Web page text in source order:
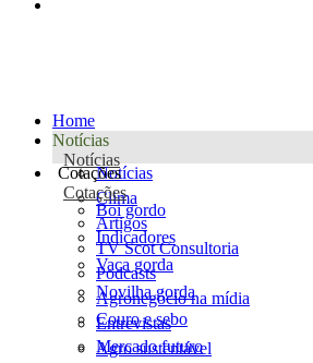
Home
Notícias
Notícias
Notícias
Clima
Artigos
TV Scot Consultoria
Podcasts
Agronegócio na mídia
Entrevistas
Agro sustentável
Cotações
Cotações
Boi gordo
Indicadores
Vaca gorda
Novilha gorda
Couro e sebo
Mercado futuro